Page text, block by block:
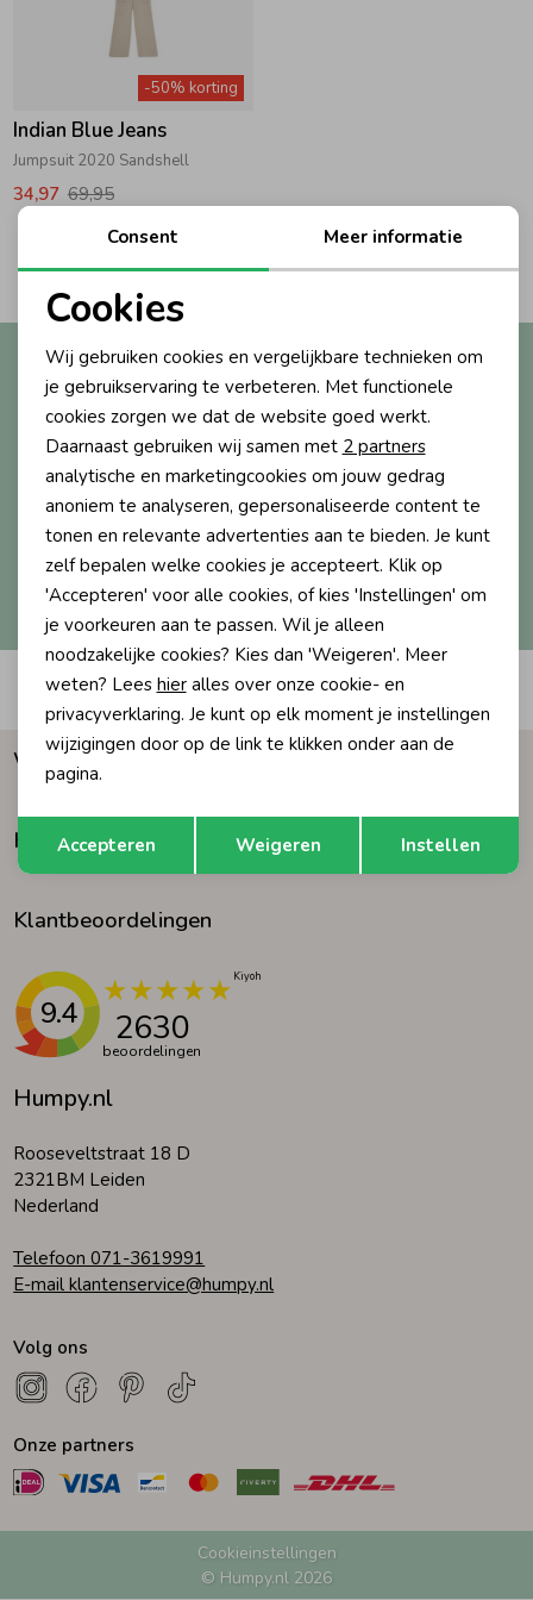
Zwemkleding
Vesten
Overhemden
Colberts & Gilets
Boxpakjes
Rompers
Ondergoed
Regenkleding &-laarzen
Zomeraccessoires
Kledingaccessoires
Zwemkleding
Vesten
Overhemden
Jurken
Rokken & Skorts
Jumpsuits
Blouses
Blazers & Gilets
Leggings
Boxpakjes
Ondergoed
Regenkleding &-laarzen
Kledingaccessoires
Beenmode
Winteraccessoires
Cadeaubonnen
Kledingaccessoires
Babyaccessoires
Verzorgingsproducten
Beenmode
Winteraccessoires
Winterjassen
Zwemvesten & Zwembandjes
Winterjassen
-50% korting
Indian Blue Jeans
Jumpsuit 2020 Sandshell
34,97 69,95
Altijd als eerste op de hoogte?
Ontvang nieuwe collecties, exclusieve acties én direct
10% korting* op je eerste bestelling.
Aanmelden
Hoe we met je data omgaan? Bekijk dit in onze
privacyverklaring.
Automatisch sparen voor korting
Humpy.nl
Rooseveltstraat 18 D
2321BM Leiden
Nederland
Telefoon 071-3619991
E-mail klantenservice@humpy.nl
Waarom Humpy?
Klantenservice
Klantbeoordelingen
9.4 2630
beoordelingen
Volg ons
Onze partners
Cookieinstellingen
© Humpy.nl 2026
Noodzakelijke cookies
Personalisatie cookies
Analytische cookies
Marketing cookies
Terug Opslaan
Consent Meer informatie
Cookies
Wij gebruiken cookies en vergelijkbare technieken om
je gebruikservaring te verbeteren. Met functionele
cookies zorgen we dat de website goed werkt.
Daarnaast gebruiken wij samen met 2 partners
analytische en marketingcookies om jouw gedrag
anoniem te analyseren, gepersonaliseerde content te
tonen en relevante advertenties aan te bieden. Je kunt
zelf bepalen welke cookies je accepteert. Klik op
'Accepteren' voor alle cookies, of kies 'Instellingen' om
je voorkeuren aan te passen. Wil je alleen
noodzakelijke cookies? Kies dan 'Weigeren'. Meer
weten? Lees hieralles over onze cookie- en
privacyverklaring. Je kunt op elk moment je instellingen
wijzigingen door op de link te klikken onder aan de
pagina.
Accepteren Weigeren Instellen